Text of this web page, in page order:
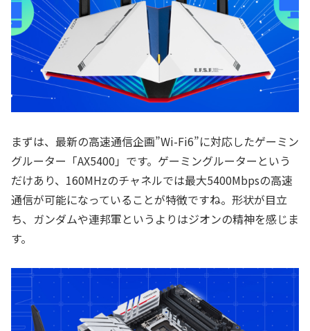
まずは、最新の高速通信企画”Wi-Fi6”に対応したゲーミン
グルーター「AX5400」です。ゲーミングルーターという
だけあり、160MHzのチャネルでは最大5400Mbpsの高速
通信が可能になっていることが特徴ですね。形状が目立
ち、ガンダムや連邦軍というよりはジオンの精神を感じま
す。